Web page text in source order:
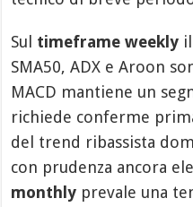
Sul timeframe weekly
SMA50, ADX e Aroon
MACD mantiene un
richiede conferme
del trend ribassista
con prudenza ancora
monthly prevale una